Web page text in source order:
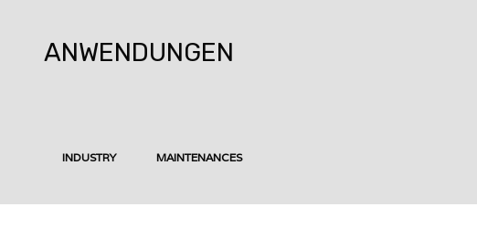
ANWENDUNGEN
INDUSTRY MAINTENANCES